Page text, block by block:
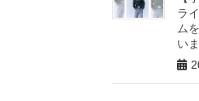
ラ
ム
い